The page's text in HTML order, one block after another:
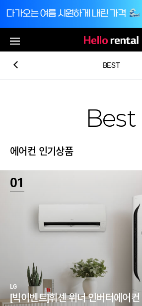
BEST
Best
에어컨 인기상품
01
LG
[빅이벤트]휘센 위너 인버터에어